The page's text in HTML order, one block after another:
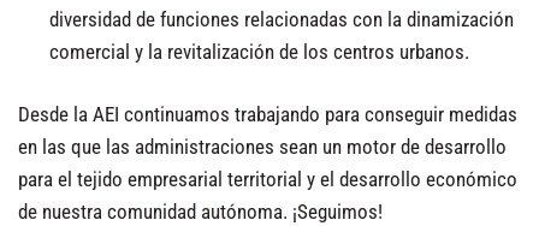
diversidad de funciones relacionadas con la dinamización
comercial y la revitalización de los centros urbanos.
Desde la AEI continuamos trabajando para conseguir medidas
en las que las administraciones sean un motor de desarrollo
para el tejido empresarial territorial y el desarrollo económico
de nuestra comunidad autónoma. ¡Seguimos!